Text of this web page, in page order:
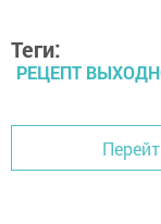
Теги:
РЕЦЕПТ